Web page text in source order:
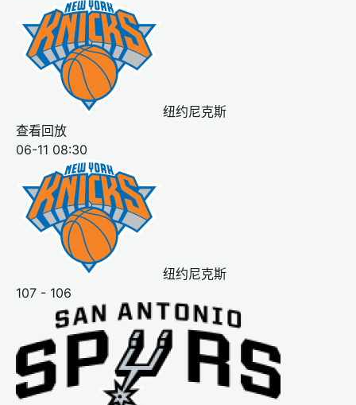
纽约尼克斯
查看回放
06-11 08:30
纽约尼克斯
107 - 106